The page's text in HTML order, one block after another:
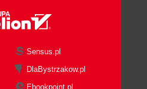
Sensus.pl
DlaBystrzakow.pl
Ebookpoint.pl